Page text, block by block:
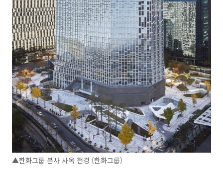
▲한화그룹 본사 사옥 전경 (한화그룹)